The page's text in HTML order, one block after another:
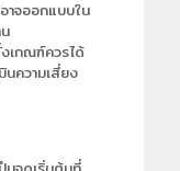
าจออกแบบใน
เกณฑ์ควรได้
นความเสี่ยง